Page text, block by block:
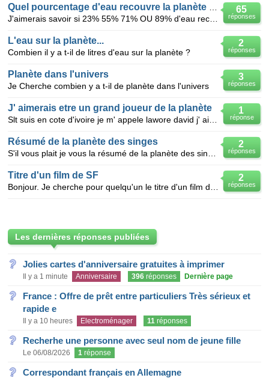
65
réponses
2
réponses
L'eau sur la planète...
Combien il y a t-il de litres d'eau sur la planète ?
3
réponses
Planète dans l'univers
Je Cherche combien y a t-il de planète dans l'univers
1
réponse
J' aimerais etre un grand joueur de la planète
2
réponses
Résumé de la planète des singes
2
réponses
Titre d'un film de SF
Les dernières réponses publiées
Jolies cartes d'anniversaire gratuites à imprimer
Il y a 1 minute Anniversaire 396 réponses Dernière page
France : Offre de prêt entre particuliers Très sérieux et
rapide e
Il y a 10 heures Electroménager 11 réponses
Recherhe une personne avec seul nom de jeune fille
Le 06/08/2026 1 réponse
Correspondant français en Allemagne